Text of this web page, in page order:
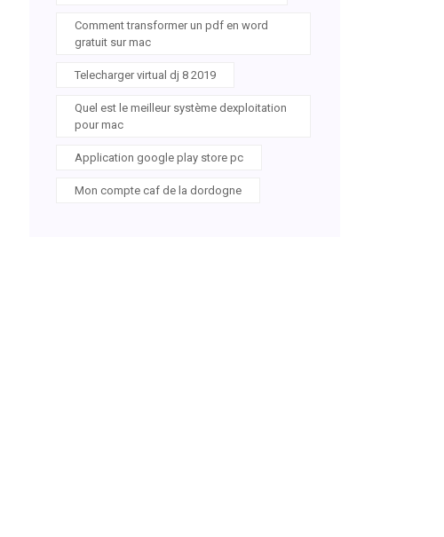
Comment transformer un pdf en word
gratuit sur mac
Telecharger virtual dj 8 2019
Quel est le meilleur système dexploitation
pour mac
Application google play store pc
Mon compte caf de la dordogne